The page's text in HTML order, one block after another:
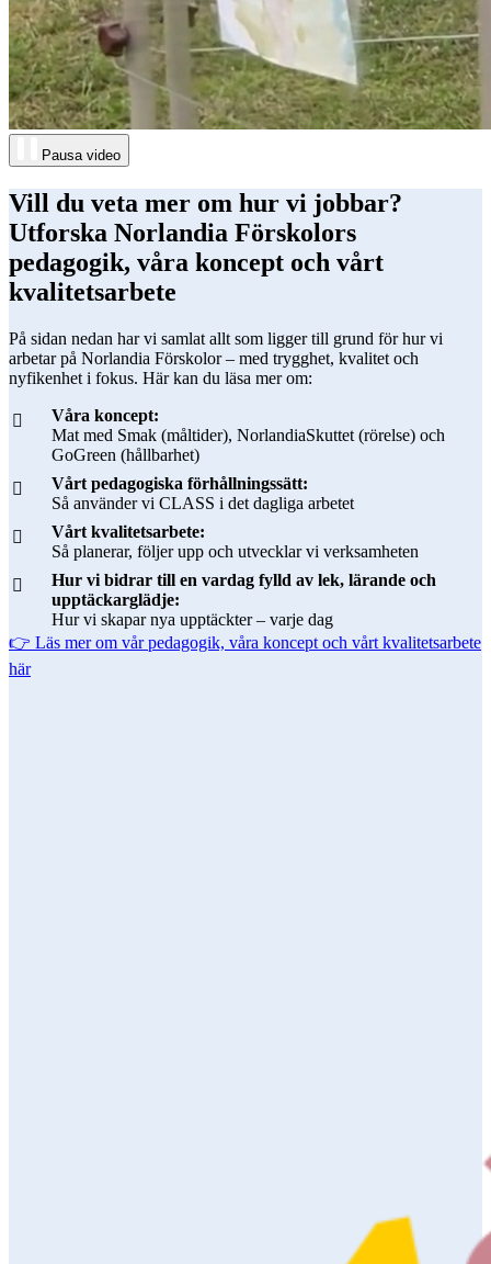
Pausa video
Vill du veta mer om hur vi jobbar?
Utforska Norlandia Förskolors
pedagogik, våra koncept och vårt
kvalitetsarbete
På sidan nedan har vi samlat allt som ligger till grund för hur vi
arbetar på Norlandia Förskolor – med trygghet, kvalitet och
nyfikenhet i fokus. Här kan du läsa mer om:
Våra koncept:
Mat med Smak (måltider), NorlandiaSkuttet (rörelse) och
GoGreen (hållbarhet)
Vårt pedagogiska förhållningssätt:
Så använder vi CLASS i det dagliga arbetet
Vårt kvalitetsarbete:
Så planerar, följer upp och utvecklar vi verksamheten
Hur vi bidrar till en vardag fylld av lek, lärande och
upptäckarglädje:
Hur vi skapar nya upptäckter – varje dag
👉 Läs mer om vår pedagogik, våra koncept och vårt kvalitetsarbete
här